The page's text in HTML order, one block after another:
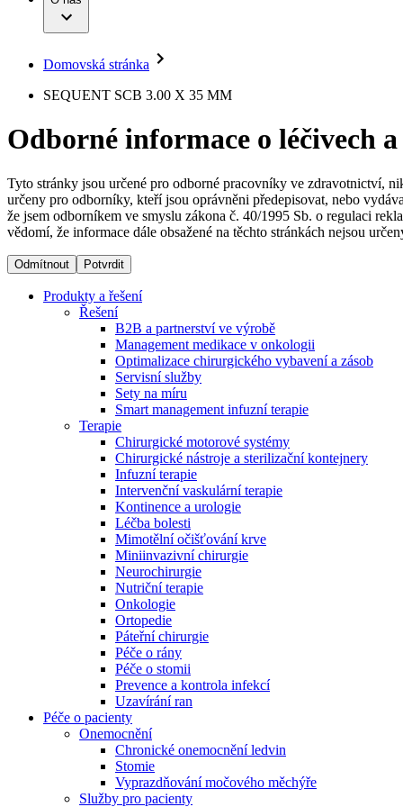
Léčba bolesti
Mimotělní očišťování krve
Neurochirurgie
Onkologie
Ortopedie
Péče o rány
Péče o stomii
Prevence a kontrola infekcí
Uzavírání ran
Terapie
Onemocnění
B. Braun Avitum
Vaše příležitost​
Nabídky pracovních míst
Objevte své kariérní příležitosti ​v B. Braun. Vyhledejte náš trh
Média
Tiskové zprávy
Kontakt
Registrace k odběru newsletteru
Společnost
Odpovědnost
Domovská stránka
SEQUENT SCB 3.00 X 35 MM
Odborné informace o léčivech
Tyto stránky jsou určené pro odborné pracovníky ve zdravotnictví,
určeny pro odborníky, kteří jsou oprávněni předepisovat, nebo
že jsem odborníkem ve smyslu zákona č. 40/1995 Sb. o regulaci
vědomí, že informace dále obsažené na těchto stránkách nejsou
Odmítnout Potvrdit
Produkty a řešení
Řešení
B2B a partnerství ve výrobě
Management medikace v onkologii
Optimalizace chirurgického vybavení a zásob
Servisní služby
Sety na míru
Smart management infuzní terapie​
Terapie
Chirurgické motorové systémy
Chirurgické nástroje a sterilizační kontejnery
Infuzní terapie
Intervenční vaskulární terapie
Kontinence a urologie
Léčba bolesti
Mimotělní očišťování krve
Miniinvazivní chirurgie
Neurochirurgie
Nutriční terapie
Onkologie
Ortopedie
Páteřní chirurgie
Péče o rány
Péče o stomii
Prevence a kontrola infekcí
Uzavírání ran
Péče o pacienty
Onemocnění
Chronické onemocnění ledvin
Stomie
Vyprazdňování močového měchýře
Služby pro pacienty